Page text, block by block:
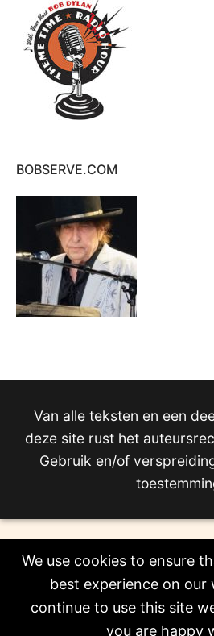
BOBSERVE.COM
Van alle teksten en een
deze site rust het
Gebruik en/of
We use cookies to ensure
best experience on our
continue to use this site
you are happy